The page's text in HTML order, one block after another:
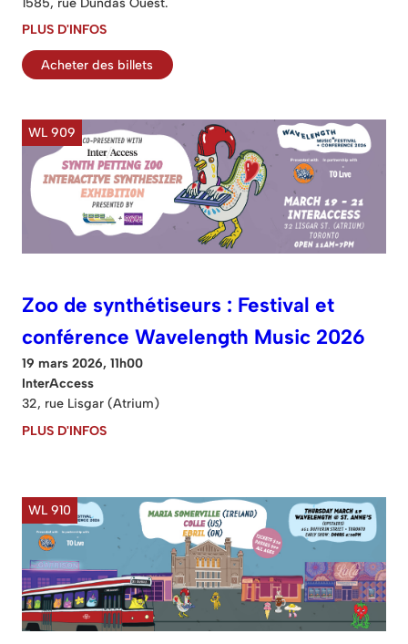
PLUS D'INFOS
Acheter des billets
WL 909
Zoo de synthétiseurs : Festival et
conférence Wavelength Music 2026
19 mars 2026, 11h00
InterAccess
32, rue Lisgar (Atrium)
PLUS D'INFOS
WL 910